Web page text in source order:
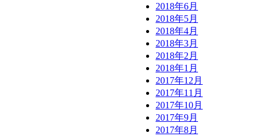
2018年6月
2018年5月
2018年4月
2018年3月
2018年2月
2018年1月
2017年12月
2017年11月
2017年10月
2017年9月
2017年8月